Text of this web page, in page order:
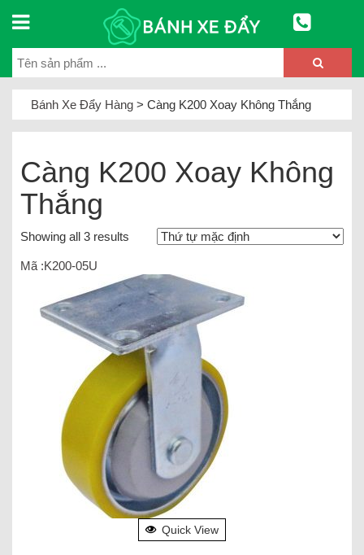
Bánh Xe Đẩy Hàng > Càng K200 Xoay Không Thắng
Càng K200 Xoay Không
Thắng
Showing all 3 results
Mã :K200-05U
Quick View